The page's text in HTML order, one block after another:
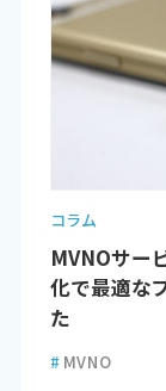
コラム
MVNOサー
化で最適な
た
# MVNO